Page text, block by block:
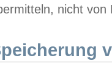
nicht von